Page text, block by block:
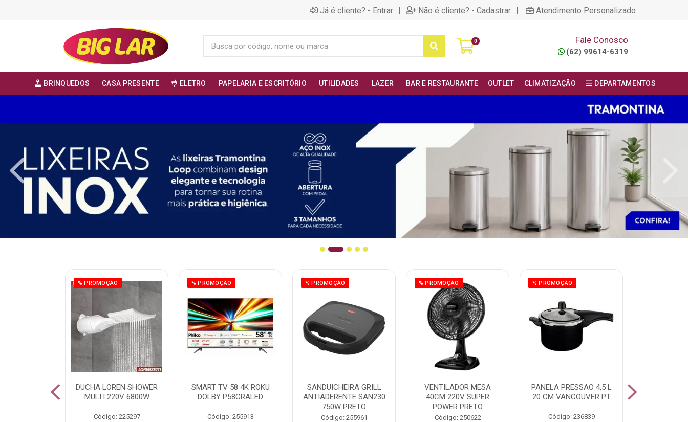
Já é cliente? - Entrar | Não é cliente? - Cadastrar | Atendimento Personalizado
0 Fale Conosco
(62) 99614-6319
BRINQUEDOS CASA PRESENTE ELETRO PAPELARIA E ESCRITÓRIO UTILIDADES LAZER BAR E RESTAURANTE OUTLET CLIMATIZAÇÃO DEPARTAMENTOS
% PROMOÇÃO
DUCHA LOREN SHOWER
MULTI 220V 6800W
Código: 225297
% PROMOÇÃO
SMART TV 58 4K ROKU
DOLBY P58CRALED
Código: 255913
% PROMOÇÃO
SANDUICHEIRA GRILL
ANTIADERENTE SAN230
750W PRETO
Código: 255961
% PROMOÇÃO
VENTILADOR MESA
40CM 220V SUPER
POWER PRETO
Código: 250622
% PROMOÇÃO
PANELA PRESSAO 4,5 L
20 CM VANCOUVER PT
Código: 236839